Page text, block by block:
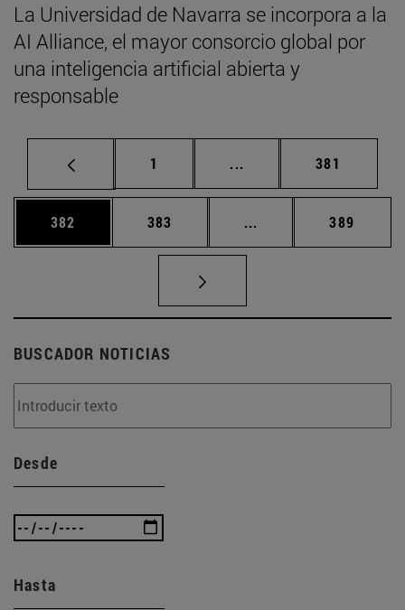
La Universidad de Navarra se incorpora a la
AI Alliance, el mayor consorcio global por
una inteligencia artificial abierta y
responsable
Página
1 ... Páginas intermedias
Página
381
Página
382 Página
383 ... Páginas intermedias
Página
389
BUSCADOR NOTICIAS
Desde
Hasta